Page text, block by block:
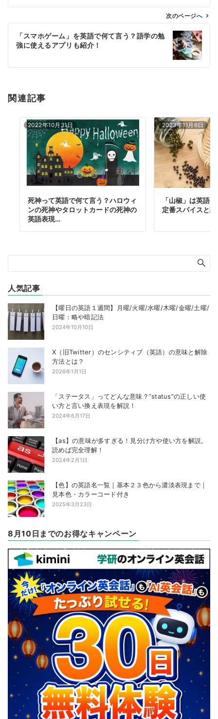
ン
次のページへ
「スマホゲーム」を英語で何て言う？語学の勉
強に使えるアプリも紹介！
関連記事
2022年10月31日
死神って英語で何て言う？ハロウィ
ンの死神やタロットカードの死神の
英語表現…
2023年11月6日
「山椒」は英語
定番スパイスと
人気記事
【曜日の英語１週間】月曜/火曜/水曜/木曜/金曜/土曜/
日曜：略や暗記法
2024年10月10日
X（旧Twitter）のセンシティブ（英語）の意味と解除
方法とは？
2026年1月1日
「ステータス」ってどんな意味？”status”の正しい使
い方と言い換え表現を解説！
2024年6月17日
【as】の意味が多すぎる！見分け方や使い方を解説。
読めば完全理解！
2024年2月1日
【色】の英語名一覧｜基本２３色から濃淡表現まで｜
見本色・カラーコード付き
2025年3月23日
8月10日までのお得なキャンペーン